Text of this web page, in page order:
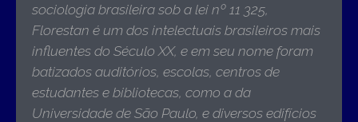
sociologia brasileira sob a lei nº 11 325,
Florestan é um dos intelectuais brasileiros mais
influentes do Século XX, e em seu nome foram
batizados auditórios, escolas, centros de
estudantes e bibliotecas, como a da
Universidade de São Paulo, e diversos edifícios